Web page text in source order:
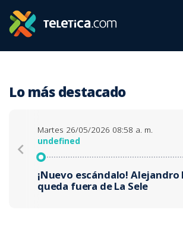
Lo más destacado
Martes 26/05/2026 08:58 a. m.
undefined
¡Nuevo escándalo! Alejandro
queda fuera de La Sele